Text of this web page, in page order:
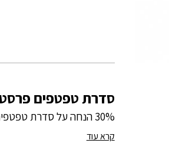
סדרת טפטפים
30% הנחה על סדרת טפטפים פרסטי
קרא עוד